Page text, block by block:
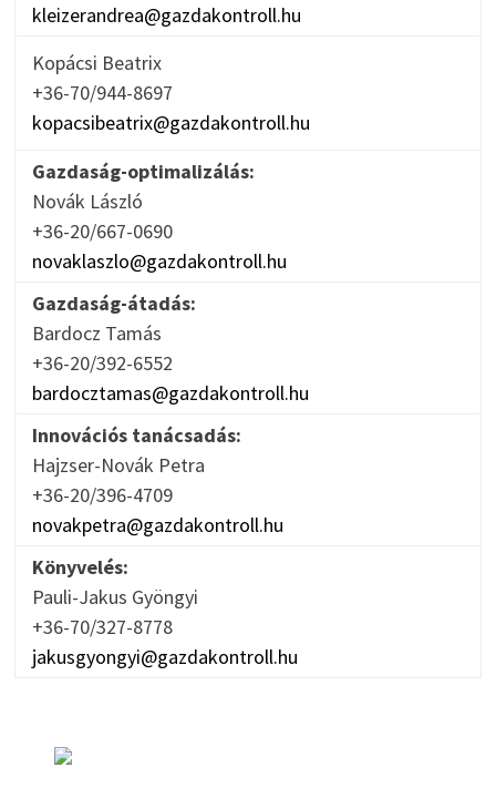
kleizerandrea@gazdakontroll.hu
Kopácsi Beatrix
+36-70/944-8697
kopacsibeatrix@gazdakontroll.hu
Gazdaság-optimalizálás:
Novák László
+36-20/667-0690
novaklaszlo@gazdakontroll.hu
Gazdaság-átadás:
Bardocz Tamás
+36-20/392-6552
bardocztamas@gazdakontroll.hu
Innovációs tanácsadás:
Hajzser-Novák Petra
+36-20/396-4709
novakpetra@gazdakontroll.hu
Könyvelés:
Pauli-Jakus Gyöngyi
+36-70/327-8778
jakusgyongyi@gazdakontroll.hu